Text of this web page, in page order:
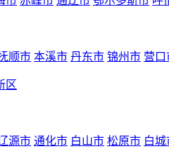
顺市 本溪市 丹东市 锦州市 营口
区
源市 通化市 白山市 松原市 白城